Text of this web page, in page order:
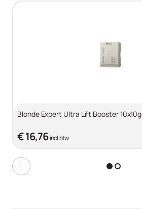
Blonde Expert Ultra Lift Booster 10x10g
€ 16,76incl. btw